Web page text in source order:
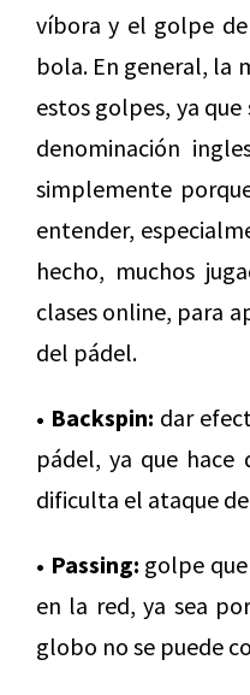
víbora y el golpe
bola. En general, la
estos golpes, ya
denominación
simplemente
entender,
hecho, muchos
clases online, para
del pádel.
• Backspin: dar
pádel, ya que
dificulta el ataque
• Passing: golpe
en la red, ya sea
globo no se puede